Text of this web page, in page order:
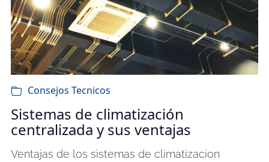
Consejos Tecnicos
Sistemas de climatización
centralizada y sus ventajas
Ventajas de los sistemas de climatizacion